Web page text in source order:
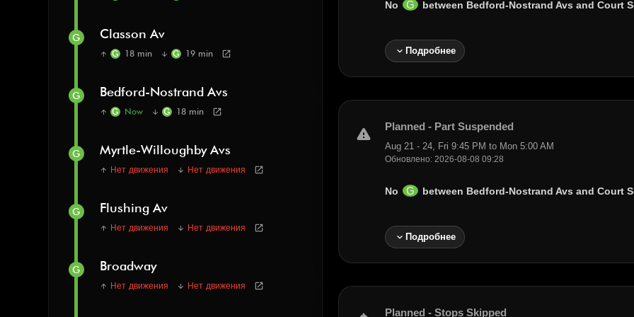
G Classon Av
arrow_upward G 18 min arrow_downward G 19 min open_in_new
G Bedford-Nostrand Avs
arrow_upward G Now arrow_downward G 18 min open_in_new
G Myrtle-Willoughby Avs
arrow_upward Нет движения arrow_downward Нет движения open_in_new
G Flushing Av
arrow_upward Нет движения arrow_downward Нет движения open_in_new
G Broadway
arrow_upward Нет движения arrow_downward Нет движения open_in_new
No G between Bedford-Nostrand Avs andCourt
expand_more Подробнее
warning Planned - Part Suspended
Aug 21 - 24, Fri 9:45 PM to Mon 5:00 AM
Обновлено: 2026-08-08 09:28
No G between Bedford-Nostrand Avs andCourt
expand_more Подробнее
Planned - Stops Skipped